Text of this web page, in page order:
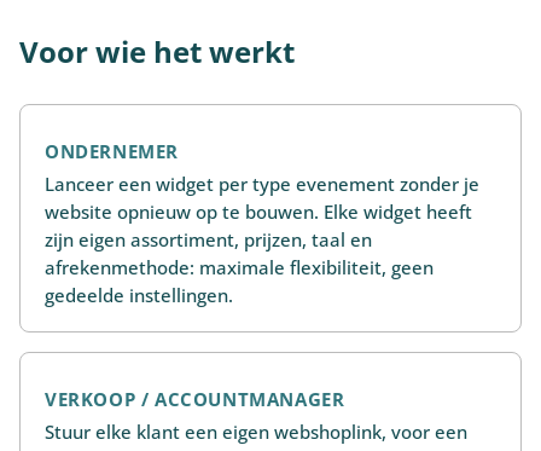
Voor wie het werkt
ONDERNEMER
Lanceer een widget per type evenement zonder je
website opnieuw op te bouwen. Elke widget heeft
zijn eigen assortiment, prijzen, taal en
afrekenmethode: maximale flexibiliteit, geen
gedeelde instellingen.
VERKOOP / ACCOUNTMANAGER
Stuur elke klant een eigen webshoplink, voor een